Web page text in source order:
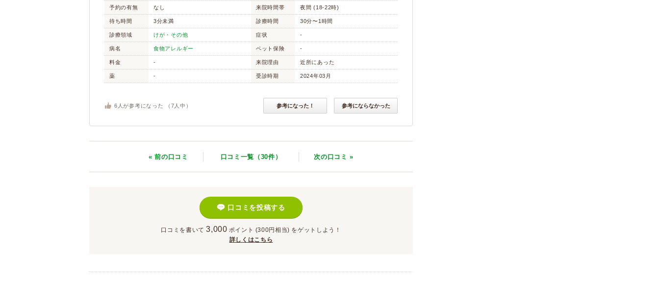
予約の有無 なし 来院時間帯 夜間 (18-22時)
待ち時間 3分未満 診療時間 30分〜1時間
診療領域 けが・その他 症状 -
病名 食物アレルギー ペット保険 -
料金 - 来院理由 近所にあった
薬 - 受診時期 2024年03月
6 人が参考になった （ 7 人中） 参考になった！ 参考にならなかった
« 前の口コミ 口コミ一覧（30件） 次の口コミ »
口コミを投稿する
口コミを書いて 3,000 ポイント (300円相当) をゲットしよう！
詳しくはこちら